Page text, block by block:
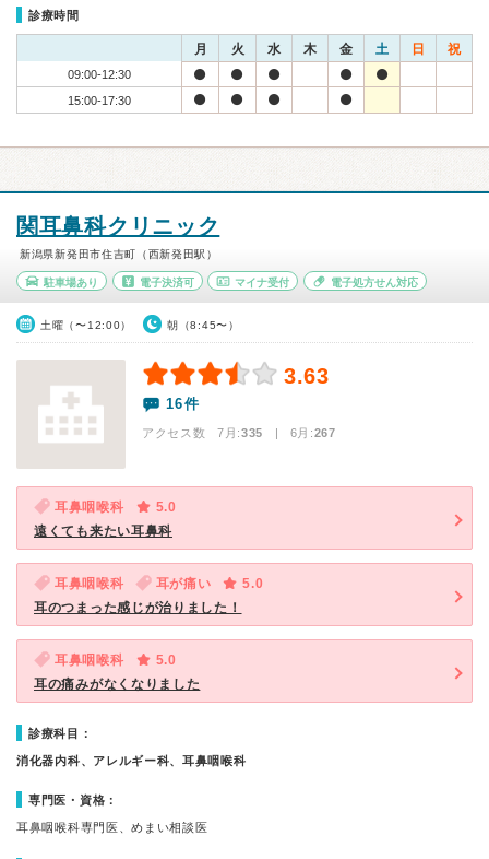
診療時間
月 火 水 木 金 土 日 祝
09:00-12:30
15:00-17:30
関耳鼻科クリニック
新潟県新発田市住吉町（西新発田駅）
駐車場あり 電子決済可 マイナ受付 電子処方せん対応
土曜（〜12:00） 朝（8:45〜）
3.63
16件
アクセス数 7月:335 | 6月:267
耳鼻咽喉科
5.0
遠くても来たい耳鼻科
耳鼻咽喉科 耳が痛い
5.0
耳のつまった感じが治りました！
耳鼻咽喉科
5.0
耳の痛みがなくなりました
診療科目：
消化器内科、アレルギー科、耳鼻咽喉科
専門医・資格：
耳鼻咽喉科専門医、めまい相談医